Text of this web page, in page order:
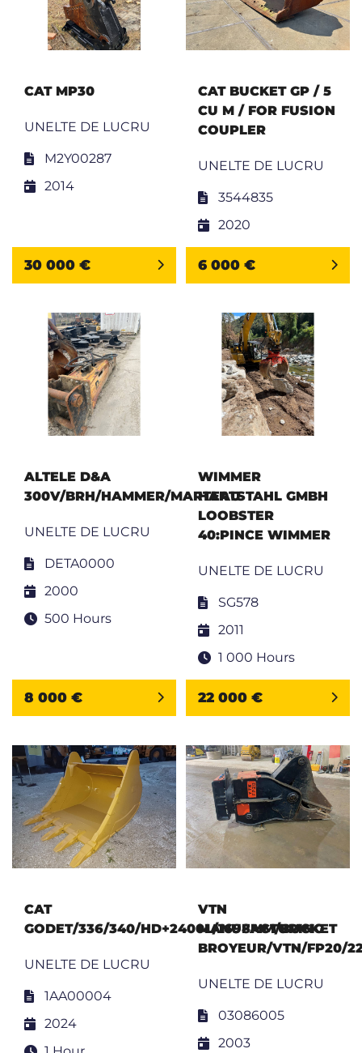
CAT MP30
UNELTE DE LUCRU
M2Y00287
2014
30 000 €
CAT BUCKET GP / 5
CU M / FOR FUSION
COUPLER
UNELTE DE LUCRU
3544835
2020
6 000 €
ALTELE D&A
300V/BRH/HAMMER/MARTEAU
UNELTE DE LUCRU
DETA0000
2000
500 Hours
8 000 €
WIMMER
HARTSTAHL GMBH
LOOBSTER
40:PINCE WIMMER
UNELTE DE LUCRU
SG578
2011
1 000 Hours
22 000 €
CAT
GODET/336/340/HD+2400L/1698MM/BUCKET
UNELTE DE LUCRU
1AA00004
2024
VTN
MANUFACTURING
BROYEUR/VTN/FP20/
UNELTE DE LUCRU
03086005
2003